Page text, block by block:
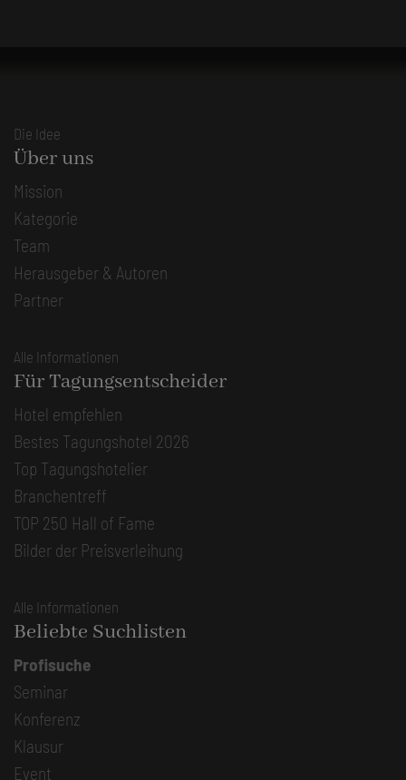
Die Idee
Über uns
Mission
Kategorie
Team
Herausgeber & Autoren
Partner
Alle Informationen
Für Tagungsentscheider
Hotel empfehlen
Bestes Tagungshotel 2026
Top Tagungshotelier
Branchentreff
TOP 250 Hall of Fame
Bilder der Preisverleihung
Alle Informationen
Beliebte Suchlisten
Profisuche
Seminar
Konferenz
Klausur
Event